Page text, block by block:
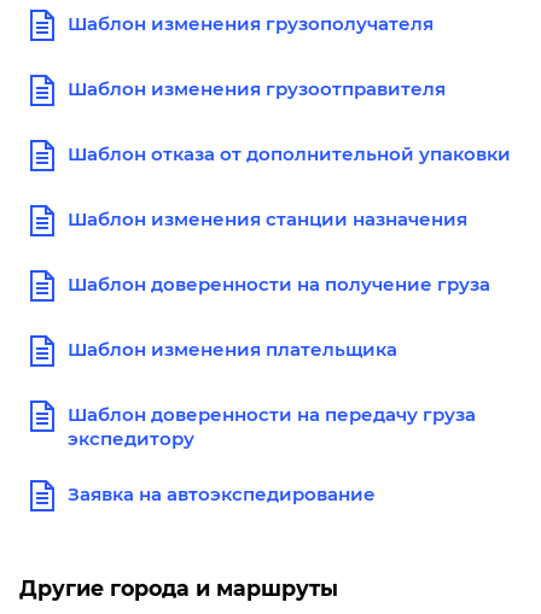
Шаблон изменения грузополучателя
Шаблон изменения грузоотправителя
Шаблон отказа от дополнительной упаковки
Шаблон изменения станции назначения
Шаблон доверенности на получение груза
Шаблон изменения плательщика
Шаблон доверенности на передачу груза
экспедитору
Заявка на автоэкспедирование
Другие города и маршруты